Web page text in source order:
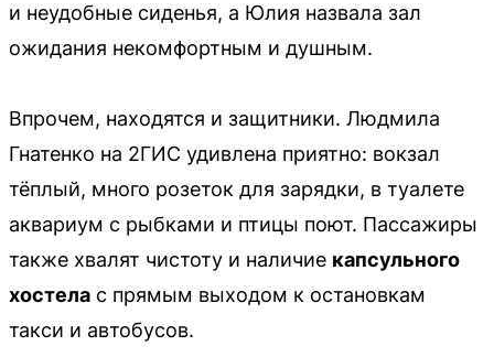
и неудобные сиденья, а Юлия назвала зал
ожидания некомфортным и душным.
Впрочем, находятся и защитники. Людмила
Гнатенко на 2ГИС удивлена приятно: вокзал
тёплый, много розеток для зарядки, в туалете
аквариум с рыбками и птицы поют. Пассажиры
также хвалят чистоту и наличие капсульного
хостела с прямым выходом к остановкам
такси и автобусов.